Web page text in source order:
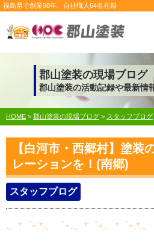
福島県で創業98年 、自社職人 64名在籍
郡山塗装の現場ブログ
郡山塗装の活動記録や最新情
HOME > 郡山塗装の現場ブログ > スタッフブログ
【白河市・西郷村】塗装
レーションを！(南郷)
スタッフブログ
.。*゜+.*.。゜+..。*゜+.。*゜+.*.。